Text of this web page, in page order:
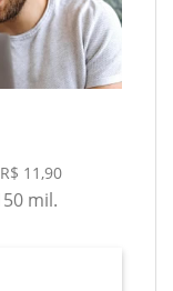
11,90
mil.